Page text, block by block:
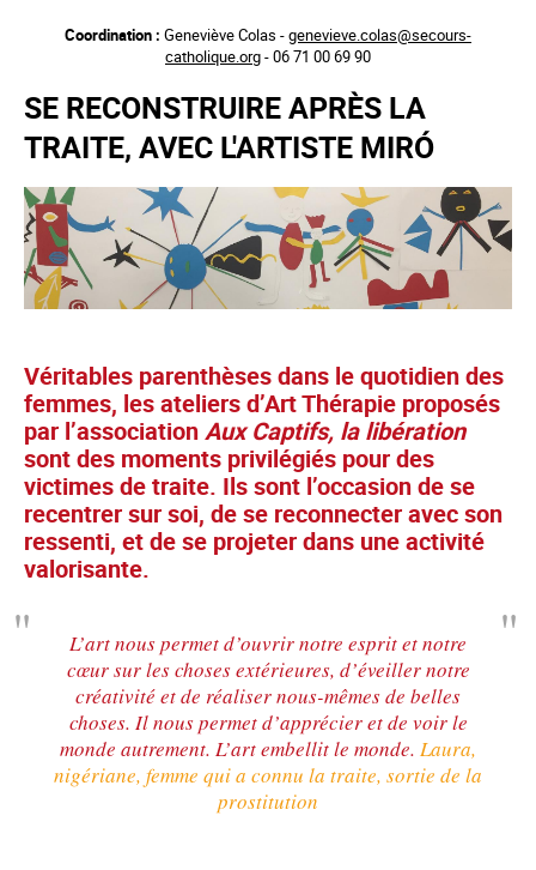
principal
Coordination : Geneviève Colas -genevieve.colas@secours-
catholique.org- 06 71 00 69 90
SE RECONSTRUIRE APRÈS LA
TRAITE, AVEC L'ARTISTE MIRÓ
Véritables parenthèses dans le quotidien des
femmes, les ateliers d’Art Thérapie proposés
par l’associationAux Captifs, la libération
sont des moments privilégiés pour des
victimes de traite. Ils sont l’occasion de se
recentrer sur soi, de se reconnecter avec son
ressenti, et de se projeter dans une activité
valorisante.
L’art nous permet d’ouvrir notre esprit et notre
cœur sur les choses extérieures, d’éveiller notre
créativité et de réaliser nous-mêmes de belles
choses. Il nous permet d’apprécier et de voir le
monde autrement. L’art embellit le monde. Laura,
nigériane, femme qui a connu la traite, sortie de la
prostitution